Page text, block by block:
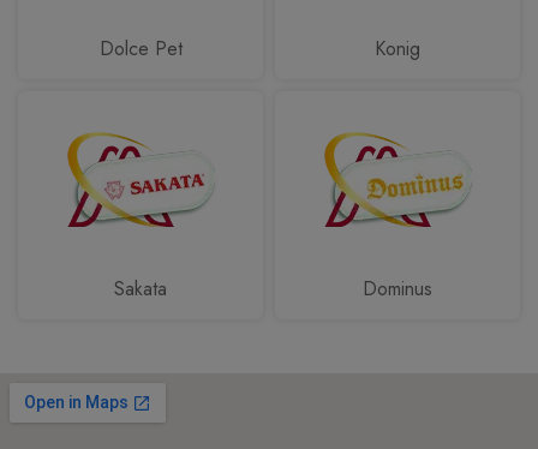
Dolce Pet Konig
Sakata Dominus